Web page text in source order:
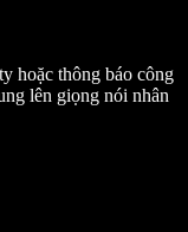
hoặc thông báo công
lên giọng nói nhân